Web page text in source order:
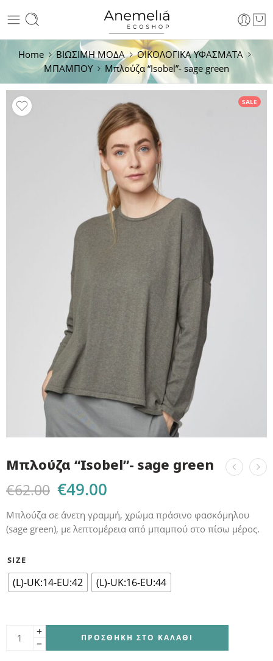
Home ΒΙΩΣΙΜΗ ΜΟΔΑ
ΟΙΚΟΛΟΓΙΚΑ ΥΦΑΣΜΑΤΑ
ΜΠΑΜΠΟΥ
Μπλούζα “Isobel”- sage green
SALE
Μπλούζα “Isobel”- sage green
€62.00 €49.00
Μπλούζα σε άνετη γραμμή, χρώμα πράσινο φασκόμηλου
(sage green), με λεπτομέρεια από μπαμπού στο πίσω μέρος.
SIZE
(L)-UK:14-EU:42 (L)-UK:16-EU:44
ΠΡΟΣΘΉΚΗ ΣΤΟ ΚΑΛΆΘΙ